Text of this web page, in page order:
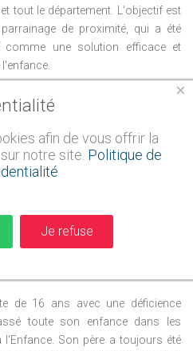
tout le département.
L'objectif est
de proximité, qui a été
une solution efficace et
sur la vie des enfants est illustré
15 ans qui vit chez sa mère. Son
importants qui demandent
chez sa marraine depuis 1 an lui
au calme, à l'abri des tensions
de 16 ans avec une déficience
toute son enfance dans les
Son père a toujours été
×
afin de vous offrir la
notre site. Politique de
Je refuse